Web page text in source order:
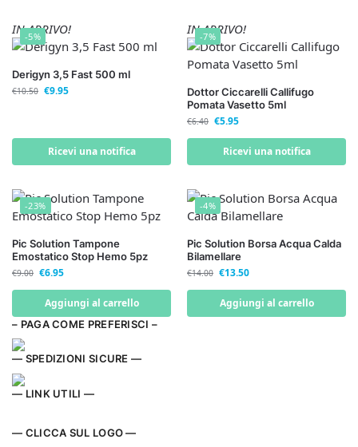
-5%
IN ARRIVO!
Derigyn 3,5 Fast 500 ml
€10.50 €9.95
Ricevi una notifica
-7%
IN ARRIVO!
Dottor Ciccarelli Callifugo
Pomata Vasetto 5ml
€6.40 €5.95
Ricevi una notifica
-23%
Pic Solution Tampone
Emostatico Stop Hemo 5pz
€9.00 €6.95
Aggiungi al carrello
-4%
Pic Solution Borsa Acqua Calda
Bilamellare
€14.00 €13.50
Aggiungi al carrello
– PAGA COME PREFERISCI –
— SPEDIZIONI SICURE —
— LINK UTILI —
— CLICCA SUL LOGO —